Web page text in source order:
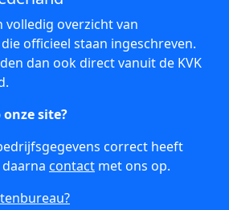
volledig overzicht van
officieel staan ingeschreven.
dan ook direct vanuit de KVK
site?
correct heeft
contact met ons op.